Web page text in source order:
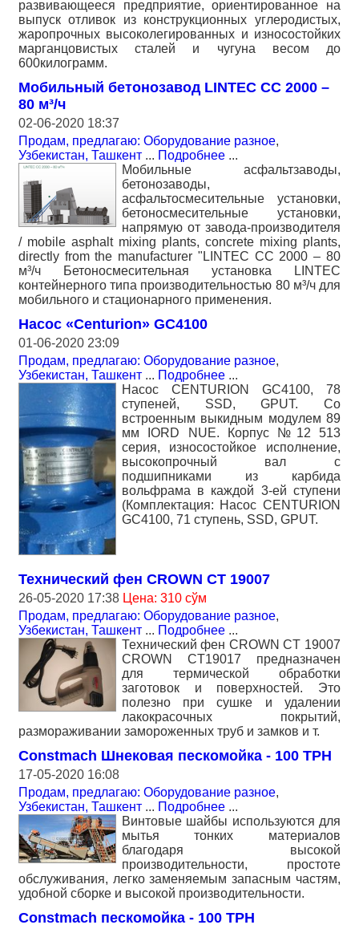
развивающееся предприятие, ориентированное на
выпуск отливок из конструкционных углеродистых,
жаропрочных высоколегированных и износостойких
марганцовистых сталей и чугуна весом до
600килограмм.
Мобильный бетонозавод LINTEC CC 2000 –
80 м³/ч
02-06-2020 18:37
Продам, предлагаю: Оборудование разное,
Узбекистан, Ташкент ... Подробнее ...
Мобильные асфальтзаводы,
бетонозаводы,
асфальтосмесительные установки,
бетоносмесительные установки,
напрямую от завода-производителя
/ mobile asphalt mixing plants, concrete mixing plants,
directly from the manufacturer "LINTEC CC 2000 – 80
м³/ч Бетоносмесительная установка LINTEC
контейнерного типа производительностью 80 м³/ч для
мобильного и стационарного применения.
Насос «Centurion» GC4100
01-06-2020 23:09
Продам, предлагаю: Оборудование разное,
Узбекистан, Ташкент ... Подробнее ...
Насос CENTURION GC4100, 78
ступеней, SSD, GPUT. Со
встроенным выкидным модулем 89
мм IORD NUE. Корпус №12 513
серия, износостойкое исполнение,
высокопрочный вал с
подшипниками из карбида
вольфрама в каждой 3-ей ступени
(Комплектация: Насос CENTURION
GC4100, 71 ступень, SSD, GPUT.
Технический фен CROWN CT 19007
26-05-2020 17:38 Цена: 310 сўм
Продам, предлагаю: Оборудование разное,
Узбекистан, Ташкент ... Подробнее ...
Технический фен CROWN CT 19007
CROWN CT19017 предназначен
для термической обработки
заготовок и поверхностей. Это
полезно при сушке и удалении
лакокрасочных покрытий,
размораживании замороженных труб и замков и т.
Constmach Шнековая пескомойка - 100 TPH
17-05-2020 16:08
Продам, предлагаю: Оборудование разное,
Узбекистан, Ташкент ... Подробнее ...
Винтовые шайбы используются для
мытья тонких материалов
благодаря высокой
производительности, простоте
обслуживания, легко заменяемым запасным частям,
удобной сборке и высокой производительности.
Constmach пескомойка - 100 TPH